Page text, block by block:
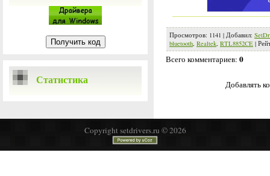
Статистика
Просмотров: 1141 | Добавил:
bluetooth, Realtek, RTL8852CE |
Всего комментариев: 0
Добавлять
Copyright setdrivers.ru © 2026